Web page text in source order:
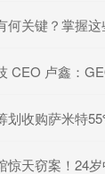
这些策略，轻松应对各类
方法论提出者，AI
特55%股权 7月31日起停
盗走6公斤自然金块，被捕时正准备飞往上